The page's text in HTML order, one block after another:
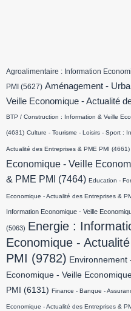
Agroalimentaire : Information
PMI (5627) Aménagement -
Veille Economique - Actualité
BTP / Construction : Information & Veille
(4631) Culture - Tourisme - Loisirs - Sport :
Actualité des Entreprises & PME PMI (4661)
Economique - Veille
& PME PMI
(7464) Education -
Economique - Actualité des Entreprises &
Information Economique - Veille
(5063) Energie :
Economique -
PMI (9782) Environnement
Economique - Veille
PMI
(6131) Finance - Banque -
Economique - Actualité des Entreprises &